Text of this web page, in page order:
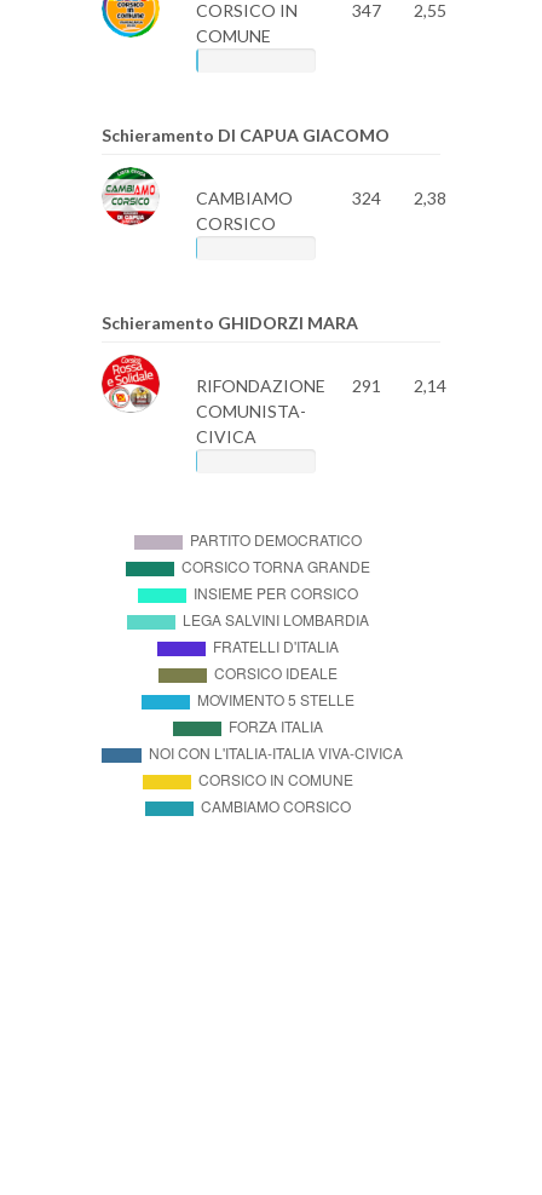
CORSICO IN
COMUNE
347 2,55
Schieramento DI CAPUA GIACOMO
CAMBIAMO
CORSICO
324 2,38
Schieramento GHIDORZI MARA
RIFONDAZIONE
COMUNISTA-
CIVICA
291 2,14